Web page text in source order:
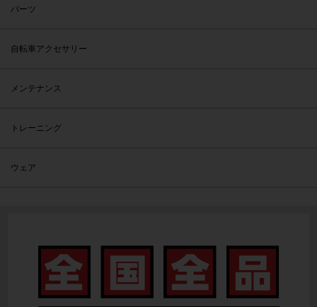
パーツ
自転車アクセサリー
メンテナンス
トレーニング
ウェア